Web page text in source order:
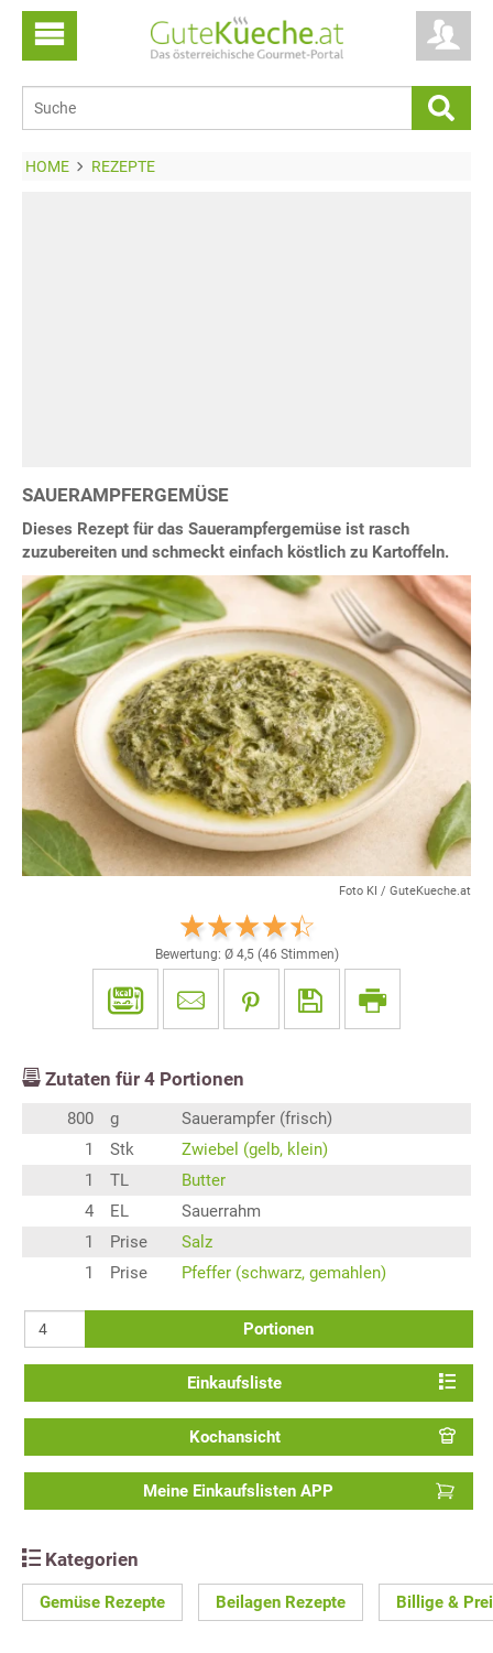
HOME REZEPTE
SAUERAMPFERGEMÜSE
Dieses Rezept für das Sauerampfergemüse ist rasch
zuzubereiten und schmeckt einfach köstlich zu Kartoffeln.
Foto KI / GuteKueche.at
Bewertung: Ø 4,5(46 Stimmen)
Zutaten für 4 Portionen
800 g
Sauerampfer (frisch)
1
Stk
Zwiebel (gelb, klein)
1
TL
Butter
4
EL
Sauerrahm
1
Prise
Salz
1
Prise Pfeffer (schwarz, gemahlen)
Portionen
Einkaufsliste
Kochansicht
Meine Einkaufslisten APP
Kategorien
Gemüse Rezepte Beilagen Rezepte Billige &